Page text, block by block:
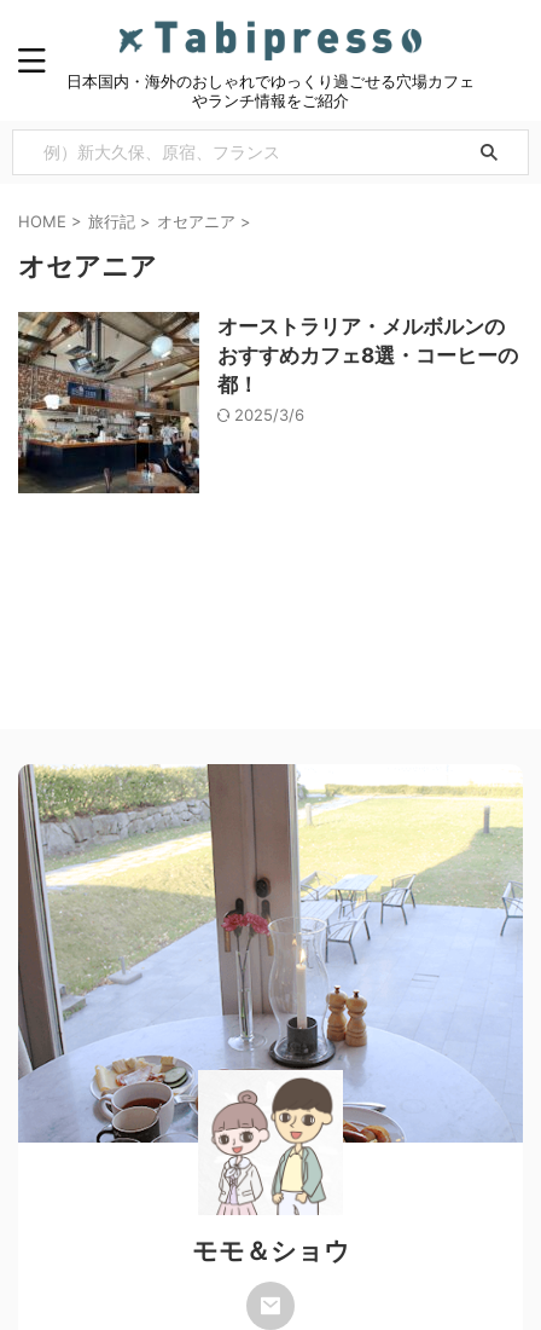
日本国内・海外のおしゃれでゆっくり過ごせる穴場カフェ
やランチ情報をご紹介
HOME > 旅行記 > オセアニア >
オセアニア
オーストラリア・メルボルンの
おすすめカフェ8選・コーヒーの
都！
2025/3/6
モモ＆ショウ